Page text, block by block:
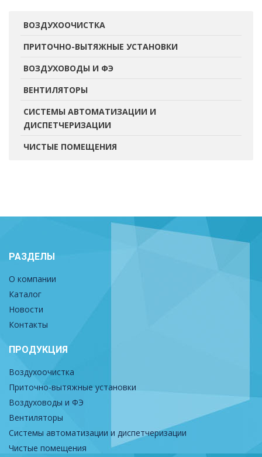
ВОЗДУХООЧИСТКА
ПРИТОЧНО-ВЫТЯЖНЫЕ УСТАНОВКИ
ВОЗДУХОВОДЫ И ФЭ
ВЕНТИЛЯТОРЫ
СИСТЕМЫ АВТОМАТИЗАЦИИ И
ДИСПЕТЧЕРИЗАЦИИ
ЧИСТЫЕ ПОМЕЩЕНИЯ
РАЗДЕЛЫ
О компании
Каталог
Новости
Контакты
ПРОДУКЦИЯ
Воздухоочистка
Приточно-вытяжные установки
Воздуховоды и ФЭ
Вентиляторы
Системы автоматизации и диспетчеризации
Чистые помещения